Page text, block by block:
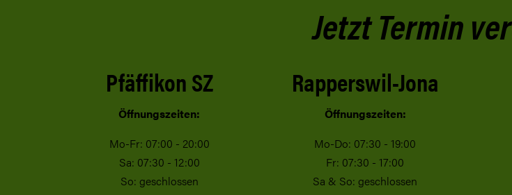
Jetzt Termin
Pfäffikon SZ
Öffnungszeiten:
Mo-Fr: 07:00 - 20:00
Sa: 07:30 - 12:00
So: geschlossen
Rapperswil-Jona
Öffnungszeiten:
Mo-Do: 07:30 - 19:00
Fr: 07:30 - 17:00
Sa & So: geschlossen